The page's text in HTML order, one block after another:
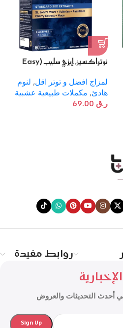
نوتراكسين إيزي سليب (Easy
لمزاج افضل و توتر اقل, لنوم
هادئ, مكملات طبيعية عشبية
ر.ق
روابط مفيدة
أحدث التحديثات والعروض